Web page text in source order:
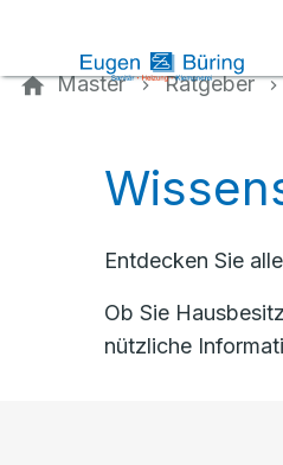
Master Ratgeber
Entdecken Sie
Ob Sie
nützliche